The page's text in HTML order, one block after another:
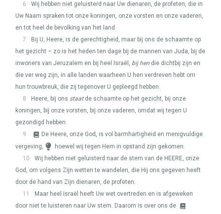
6
Wij hebben niet geluisterd naar Uw dienaren, de profeten, die in
Uw Naam spraken tot onze koningen, onze vorsten en onze vaderen,
en tot heel de bevolking van het land.
7
Bij U, Heere, is de gerechtigheid, maar bij ons de schaamte op
het gezicht – zo is het heden ten dage bij de mannen van Juda, bij de
inwoners van Jeruzalem en bij heel Israël, bij hen die dichtbij zijn en
die ver weg zijn, in alle landen waarheen U hen verdreven hebt om
hun trouwbreuk, die zij tegenover U gepleegd hebben.
8
Heere, bij ons staatde schaamte op het gezicht, bij onze
koningen, bij onze vorsten, bij onze vaderen, omdat wij tegen U
gezondigd hebben.
9
De Heere, onze God, is vol barmhartigheid en menigvuldige
vergeving,
hoewel wij tegen Hem in opstand zijn gekomen.
10
Wij hebben niet geluisterd naar de stem van de HEERE, onze
God, om volgens Zijn wetten te wandelen, die Hij ons gegeven heeft
door de hand van Zijn dienaren, de profeten.
11
Maar heel Israël heeft Uw wet overtreden en is afgeweken
door niet te luisteren naar Uw stem. Daarom is over ons de